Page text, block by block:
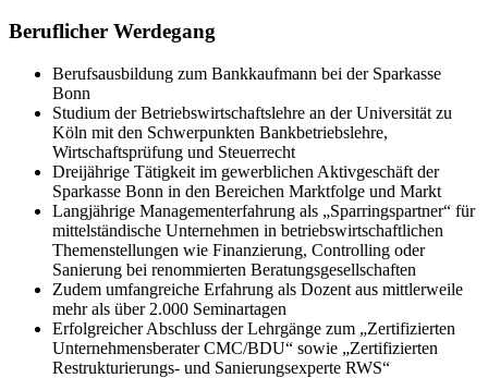
Beruflicher Werdegang
Berufsausbildung zum Bankkaufmann bei der Sparkasse
Bonn
Studium der Betriebswirtschaftslehre an der Universität zu
Köln mit den Schwerpunkten Bankbetriebslehre,
Wirtschaftsprüfung und Steuerrecht
Dreijährige Tätigkeit im gewerblichen Aktivgeschäft der
Sparkasse Bonn in den Bereichen Marktfolge und Markt
Langjährige Managementerfahrung als „Sparringspartner“ für
mittelständische Unternehmen in betriebswirtschaftlichen
Themenstellungen wie Finanzierung, Controlling oder
Sanierung bei renommierten Beratungsgesellschaften
Zudem umfangreiche Erfahrung als Dozent aus mittlerweile
mehr als über 2.000 Seminartagen
Erfolgreicher Abschluss der Lehrgänge zum „Zertifizierten
Unternehmensberater CMC/BDU“ sowie „Zertifizierten
Restrukturierungs- und Sanierungsexperte RWS“